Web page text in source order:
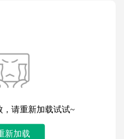
，请重新加载试试~
新加载